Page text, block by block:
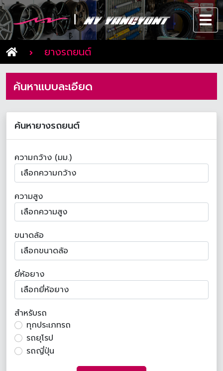
ยางรถยนต์
ค้นหาแบบละเอียด
ค้นหายางรถยนต์
ความกว้าง (มม.)
ความสูง
ขนาดล้อ
ยี่ห้อยาง
สำหรับรถ
ทุกประเภทรถ
รถยุโรป
รถญี่ปุ่น